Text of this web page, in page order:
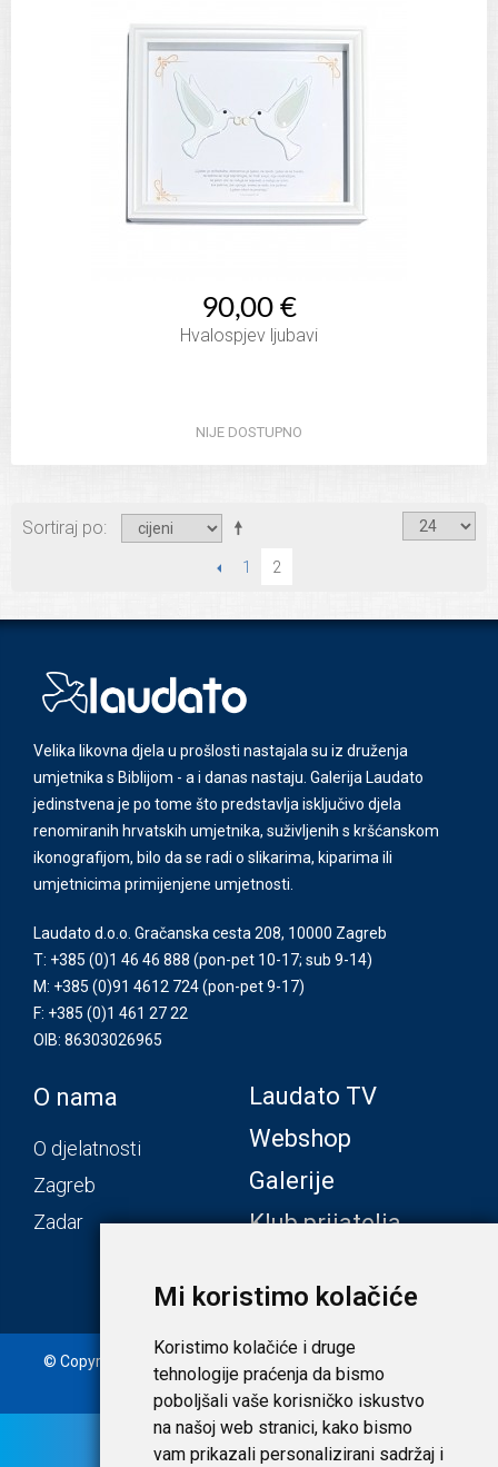
Mi koristimo kolačiće
Koristimo kolačiće i druge
tehnologije praćenja da bismo
poboljšali vaše korisničko iskustvo
na našoj web stranici, kako bismo
vam prikazali personalizirani sadržaj i
90,00 €
Hvalospjev ljubavi
NIJE DOSTUPNO
Sortiraj po
PRETHODNI
1 2
Velika likovna djela u prošlosti nastajala su iz druženja
umjetnika s Biblijom - a i danas nastaju. Galerija Laudato
jedinstvena je po tome što predstavlja isključivo djela
renomiranih hrvatskih umjetnika, suživljenih s kršćanskom
ikonografijom, bilo da se radi o slikarima, kiparima ili
umjetnicima primijenjene umjetnosti.
Laudato d.o.o. Gračanska cesta 208, 10000 Zagreb
T: +385 (0)1 46 46 888 (pon-pet 10-17; sub 9-14)
M: +385 (0)91 4612 724(pon-pet 9-17)
F: +385 (0)1 461 27 22
OIB: 86303026965
O nama
O djelatnosti
Zagreb
Zadar
Laudato TV
Webshop
Galerije
Klub prijatelja
© Copyright 2020. Laudato d.o.o. | Tečaj konverzije: 1 EUR =
7,53450 HRK | Uvjeti i privatnost